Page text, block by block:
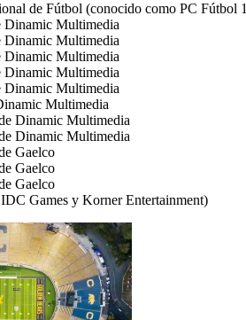
de Fútbol (conocido como PC Fútbol
Dinamic Multimedia
Dinamic Multimedia
Dinamic Multimedia
Dinamic Multimedia
Dinamic Multimedia
Multimedia
Dinamic Multimedia
Dinamic Multimedia
Gaelco
Gaelco
Gaelco
Games y Korner Entertainment)